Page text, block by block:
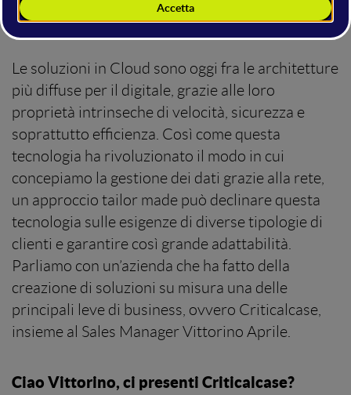
Le soluzioni in Cloud sono oggi fra le architetture
più diffuse per il digitale, grazie alle loro
proprietà intrinseche di velocità, sicurezza e
soprattutto efficienza. Così come questa
tecnologia ha rivoluzionato il modo in cui
concepiamo la gestione dei dati grazie alla rete,
un approccio tailor made può declinare questa
tecnologia sulle esigenze di diverse tipologie di
clienti e garantire così grande adattabilità.
Parliamo con un’azienda che ha fatto della
creazione di soluzioni su misura una delle
principali leve di business, ovvero Criticalcase,
insieme al Sales Manager Vittorino Aprile.
Ciao Vittorino, ci presenti Criticalcase?